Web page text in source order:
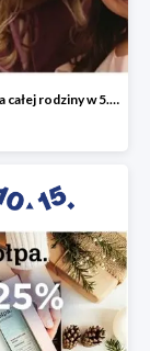
Kosmetyki dla całej rodziny w 5.10.15 do -40%